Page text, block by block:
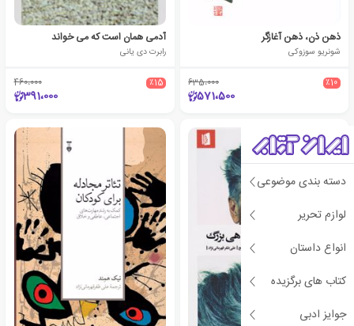
دسته بندی موضوعی
لوازم تحریر
انواع داستان
کتاب های برگزیده
جوایز ادبی
ذهن ذن، ذهن آغازگر
شونریو سوزوکی
٪10 635،000
571،500
آدمی همان است که می خواند
رابرت دی یانی
٪15 460،000
391،000